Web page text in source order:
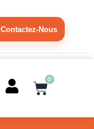
Contactez-Nous
0
Panier